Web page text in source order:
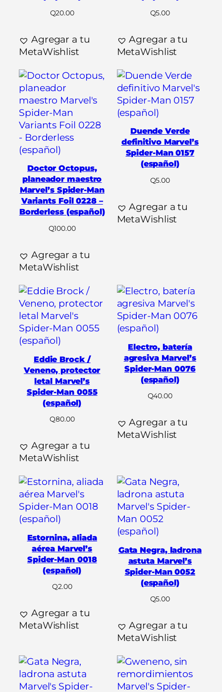
Q20.00
Agregar a tu
MetaWishlist
Q5.00
Agregar a tu
MetaWishlist
Doctor Octopus,
planeador maestro
Marvel’s Spider-Man
Variants Foil 0228 –
Borderless (español)
Q100.00
Agregar a tu
MetaWishlist
Duende Verde
definitivo Marvel’s
Spider-Man 0157
(español)
Q5.00
Agregar a tu
MetaWishlist
Eddie Brock /
Veneno, protector
letal Marvel’s
Spider-Man 0055
(español)
Q80.00
Agregar a tu
MetaWishlist
Electro, batería
agresiva Marvel’s
Spider-Man 0076
(español)
Q40.00
Agregar a tu
MetaWishlist
Estornina, aliada
aérea Marvel’s
Spider-Man 0018
(español)
Q2.00
Agregar a tu
MetaWishlist
Gata Negra, ladrona
astuta Marvel’s
Spider-Man 0052
(español)
Q5.00
Agregar a tu
MetaWishlist